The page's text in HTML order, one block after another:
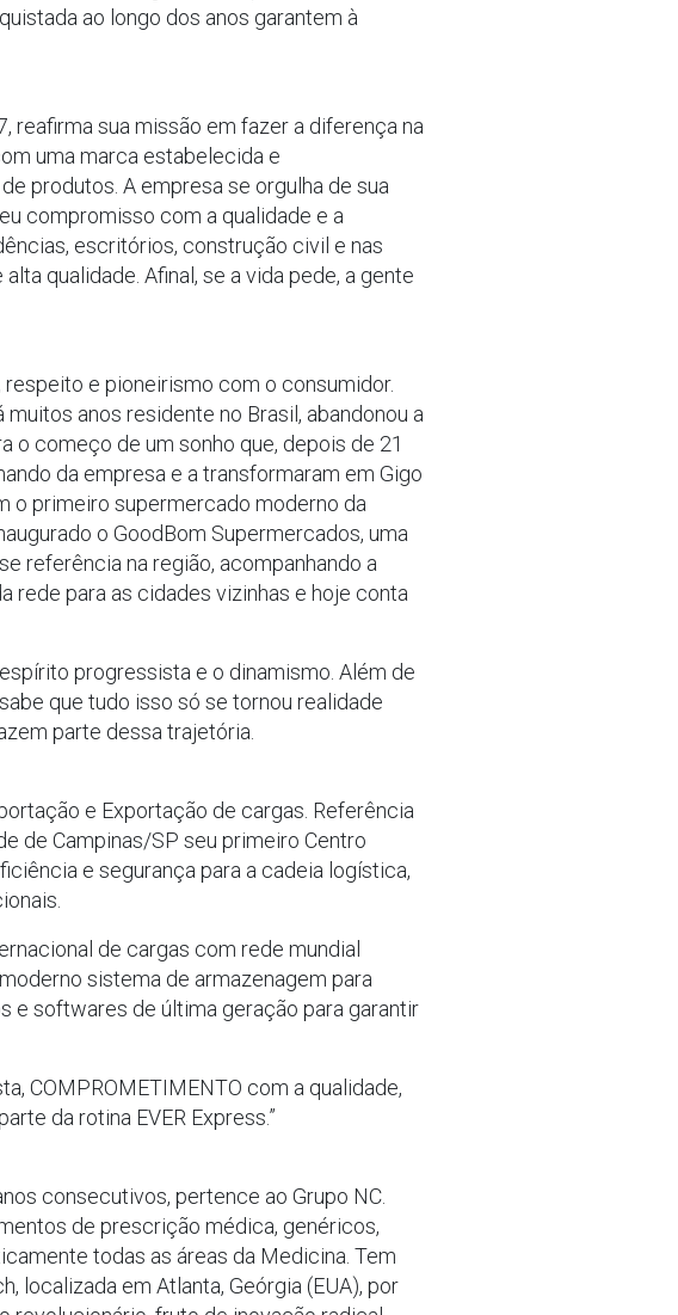
ao longo dos anos garantem à
reafirma sua missão em fazer a diferença na
uma marca estabelecida e
produtos. A empresa se orgulha de sua
compromisso com a qualidade e a
escritórios, construção civil e nas
qualidade. Afinal, se a vida pede, a gente
e pioneirismo com o consumidor.
anos residente no Brasil, abandonou a
o começo de um sonho que, depois de 21
da empresa e a transformaram em Gigo
o primeiro supermercado moderno da
o GoodBom Supermercados, uma
referência na região, acompanhando a
rede para as cidades vizinhas e hoje conta
progressista e o dinamismo. Além de
que tudo isso só se tornou realidade
parte dessa trajetória.
e Exportação de cargas. Referência
de Campinas/SP seu primeiro Centro
e segurança para a cadeia logística,
de cargas com rede mundial
sistema de armazenagem para
e softwares de última geração para garantir
COMPROMETIMENTO com a qualidade,
da rotina EVER Express.”
consecutivos, pertence ao Grupo NC.
de prescrição médica, genéricos,
todas as áreas da Medicina. Tem
localizada em Atlanta, Geórgia (EUA), por